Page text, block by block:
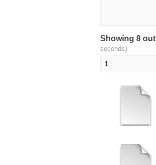
Showing 8
seconds)
1